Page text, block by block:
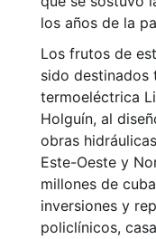
los años de la
Los frutos de
sido destinados
termoeléctrica
Holguín, al
obras
Este-Oeste y
millones de
inversiones y
policlínicos,